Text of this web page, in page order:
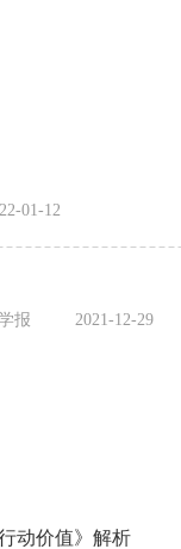
01-12
报 2021-12-29
动价值》解析